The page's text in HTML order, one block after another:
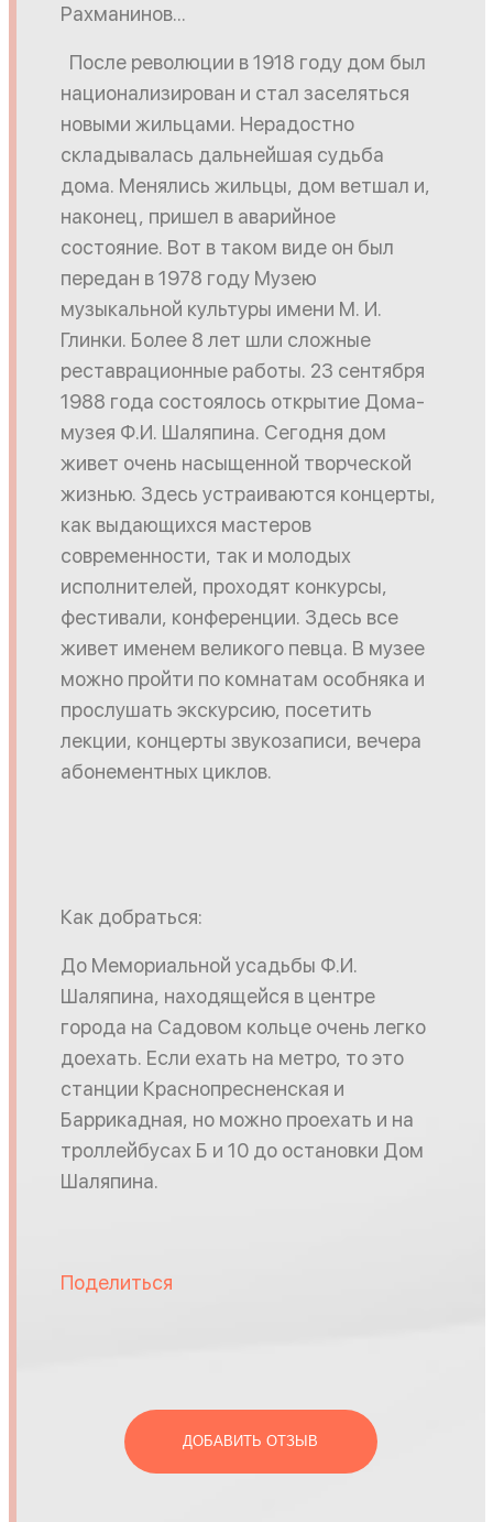
Рахманинов...
После революции в 1918 году дом был
национализирован и стал заселяться
новыми жильцами. Нерадостно
складывалась дальнейшая судьба
дома. Менялись жильцы, дом ветшал и,
наконец, пришел в аварийное
состояние. Вот в таком виде он был
передан в 1978 году Музею
музыкальной культуры имени М. И.
Глинки. Более 8 лет шли сложные
реставрационные работы. 23 сентября
1988 года состоялось открытие Дома-
музея Ф.И. Шаляпина. Сегодня дом
живет очень насыщенной творческой
жизнью. Здесь устраиваются концерты,
как выдающихся мастеров
современности, так и молодых
исполнителей, проходят конкурсы,
фестивали, конференции. Здесь все
живет именем великого певца. В музее
можно пройти по комнатам особняка и
прослушать экскурсию, посетить
лекции, концерты звукозаписи, вечера
абонементных циклов.
Как добраться:
До Мемориальной усадьбы Ф.И.
Шаляпина, находящейся в центре
города на Садовом кольце очень легко
доехать. Если ехать на метро, то это
станции Краснопресненская и
Баррикадная, но можно проехать и на
троллейбусах Б и 10 до остановки Дом
Шаляпина.
Поделиться
ДОБАВИТЬ ОТЗЫВ